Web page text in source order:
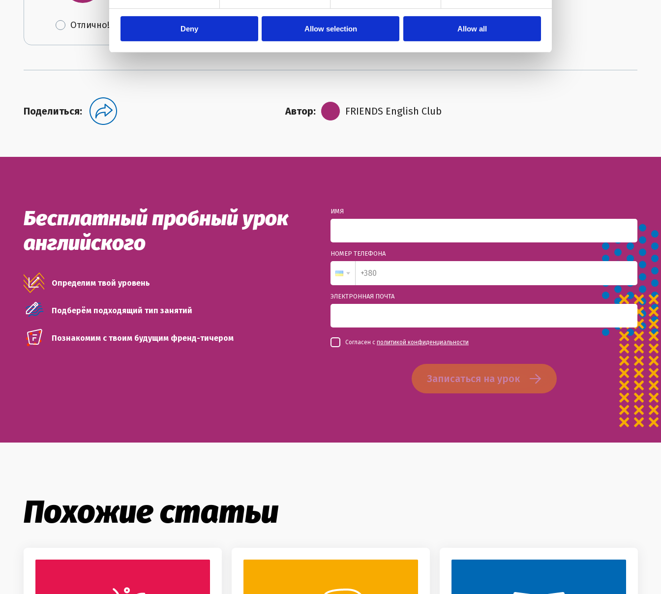
Deny Allow selection Allow all
Отлично! Не понравилась
Поделиться: Автор: FRIENDS English Club
Бесплатный пробный урок
английского
Определим твой уровень
Подберём подходящий тип занятий
Познакомим с твоим будущим френд-тичером
ИМЯ
НОМЕР ТЕЛЕФОНА
ЭЛЕКТРОННАЯ ПОЧТА
Согласен с политикой конфиденциальности
Записаться на урок
Похожие статьи